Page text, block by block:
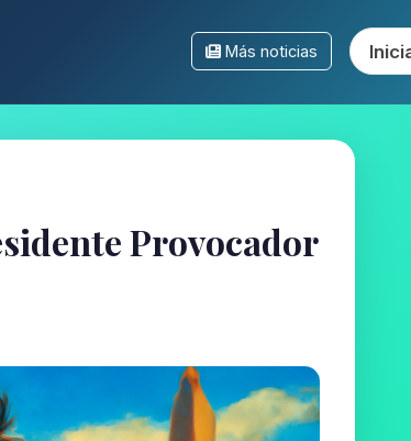
Más noticias
Provocador